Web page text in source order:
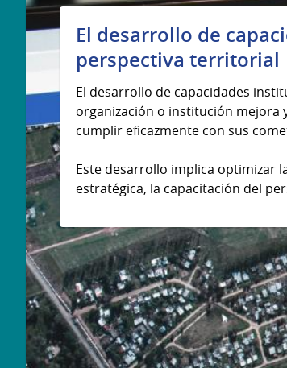
El desarrollo de
perspectiva territorial
El desarrollo de capacidades
organización o institución mejora
cumplir eficazmente con sus
Este desarrollo implica optimizar
estratégica, la capacitación del